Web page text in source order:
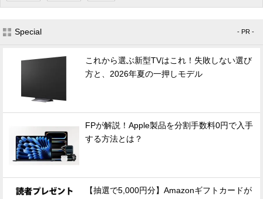
Special - PR -
これから選ぶ新型TVはこれ！失敗しない選び
方と、2026年夏の一押しモデル
FPが解説！Apple製品を分割手数料0円で入手
する方法とは？
【抽選で5,000円分】Amazonギフトカードが